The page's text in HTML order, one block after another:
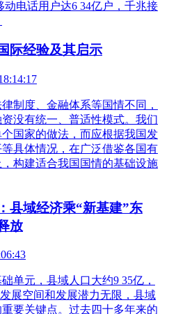
电话用户达6 34亿户，千兆接
际经验及其启示
制度、金融体系等国情不同，
没有统一、普适性模式。我们
国家的做法，而应根据我国发
具体情况，在广泛借鉴各国有
构建适合我国国情的基础设施
县域经济乘“新基建”东
放
单元，县域人口大约9 35亿，
展空间和发展潜力无限，县域
要关键点。过去四十多年来的